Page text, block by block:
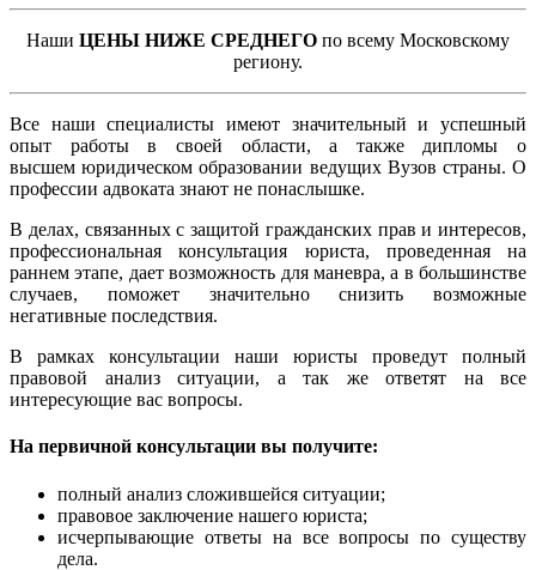
Наши ЦЕНЫ НИЖЕ СРЕДНЕГО по всему Московскому
региону.
Все наши специалисты имеют значительный и успешный
опыт работы в своей области, а также дипломы о
высшем юридическом образовании ведущих Вузов страны. О
профессии адвоката знают не понаслышке.
В делах, связанных с защитой гражданских прав и интересов,
профессиональная консультация юриста, проведенная на
раннем этапе, дает возможность для маневра, а в большинстве
случаев, поможет значительно снизить возможные
негативные последствия.
В рамках консультации наши юристы проведут полный
правовой анализ ситуации, а так же ответят на все
интересующие вас вопросы.
На первичной консультации вы получите:
полный анализ сложившейся ситуации;
правовое заключение нашего юриста;
исчерпывающие ответы на все вопросы по существу
дела.